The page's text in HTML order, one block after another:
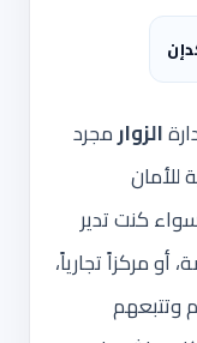
الزوارمجرد
للأمان
كنت تدير
مركزاً تجارياً،
وتتبعهم